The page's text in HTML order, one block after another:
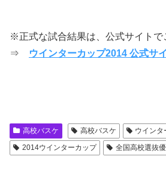
※正式な試合結果は、公式サイトで
⇒
ウインターカップ2014 公式サ
高校バスケ 高校バスケ
ウインタ
2014ウインターカップ
全国高校選抜